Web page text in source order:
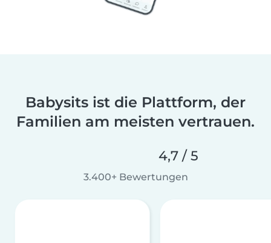
Babysits ist die Plattform, der
Familien am meisten vertrauen.
4,7 / 5
3.400+ Bewertungen